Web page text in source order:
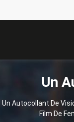
Un
Un Autocollant De
Film De